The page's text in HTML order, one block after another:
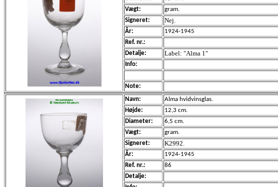
Vægt:
gram.
Signeret:
Nej.
År:
1924-1945
Ref. nr.:
Detalje:
Label: "Alma 1"
Info:
Note:
Navn:
Alma hvidvinsglas.
Højde:
12,3 cm.
Diameter:
6,5 cm.
Vægt:
gram.
Signeret:
K2992.
År:
1924-1945
Ref. nr.:
86
Detalje: